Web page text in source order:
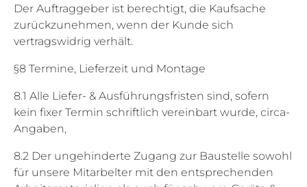
Der Auftraggeber ist berechtigt, die Kaufsache
zurückzunehmen, wenn der Kunde sich
vertragswidrig verhält.
§8 Termine, Lieferzeit und Montage
8.1 Alle Liefer- & Ausführungsfristen sind, sofern
kein fixer Termin schriftlich vereinbart wurde, circa-
Angaben,
8.2 Der ungehinderte Zugang zur Baustelle sowohl
für unsere Mitarbelter mit den entsprechenden